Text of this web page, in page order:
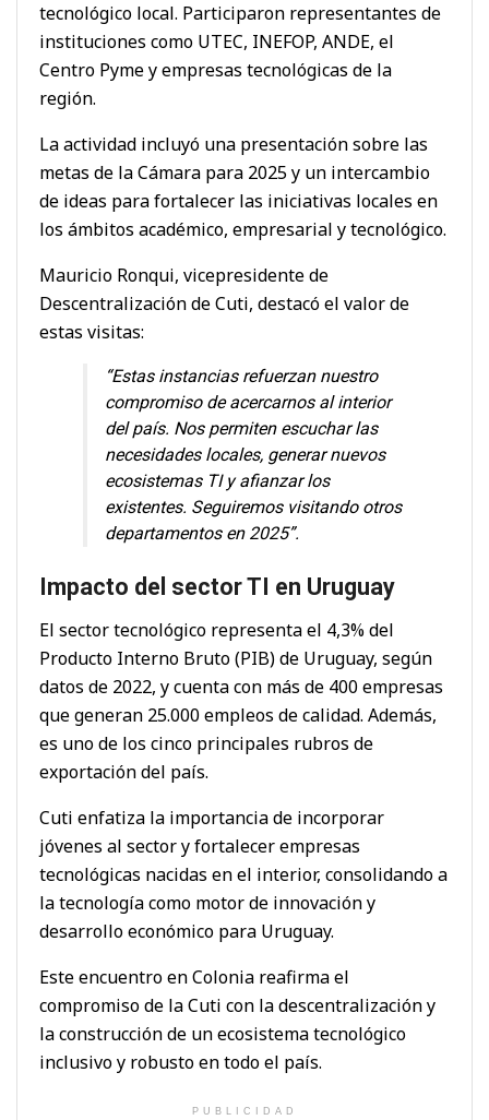
tecnológico local. Participaron representantes de
instituciones como UTEC, INEFOP, ANDE, el
Centro Pyme y empresas tecnológicas de la
región.
La actividad incluyó una presentación sobre las
metas de la Cámara para 2025 y un intercambio
de ideas para fortalecer las iniciativas locales en
los ámbitos académico, empresarial y tecnológico.
Mauricio Ronqui, vicepresidente de
Descentralización de Cuti, destacó el valor de
estas visitas:
“Estas instancias refuerzan nuestro
compromiso de acercarnos al interior
del país. Nos permiten escuchar las
necesidades locales, generar nuevos
ecosistemas TI y afianzar los
existentes. Seguiremos visitando otros
departamentos en 2025”.
Impacto del sector TI en Uruguay
El sector tecnológico representa el 4,3% del
Producto Interno Bruto (PIB) de Uruguay, según
datos de 2022, y cuenta con más de 400 empresas
que generan 25.000 empleos de calidad. Además,
es uno de los cinco principales rubros de
exportación del país.
Cuti enfatiza la importancia de incorporar
jóvenes al sector y fortalecer empresas
tecnológicas nacidas en el interior, consolidando a
la tecnología como motor de innovación y
desarrollo económico para Uruguay.
Este encuentro en Colonia reafirma el
compromiso de la Cuti con la descentralización y
la construcción de un ecosistema tecnológico
inclusivo y robusto en todo el país.
PUBLICIDAD